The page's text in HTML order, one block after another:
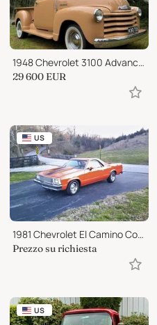
1948 Chevrolet 3100 Advance /design, highly origin,inline 6
29 600 EUR
US
1981 Chevrolet El Camino ConQuista
Prezzo su richiesta
US